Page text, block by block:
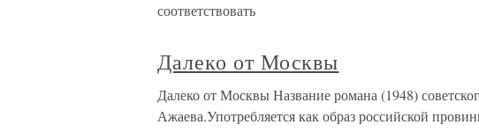
соответствовать
Далеко от Москвы
Далеко от Москвы Название романа (1948)
Ажаева.Употребляется как образ российской